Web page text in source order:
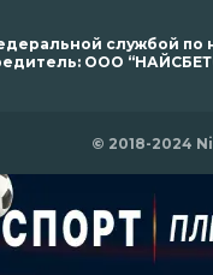
службой
ООО
© 2018-2024